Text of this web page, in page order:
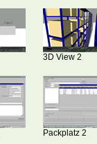
3D View 2
Packplatz 2